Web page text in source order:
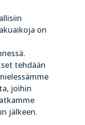
on
tehdään
joihin
jälkeen.